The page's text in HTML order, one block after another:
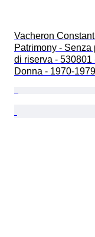
Vacheron
Patrimony - Senza
di riserva - 530801
Donna - 1970-1979